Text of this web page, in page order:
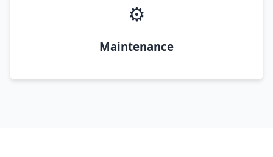
⚙️
Maintenance